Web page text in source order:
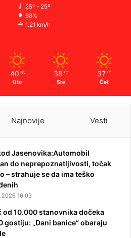
25º - 25º
68%
1.21 km/h
40 ℃
Uto
38 ℃
Sre
37 ℃
Čet
Najnovije Vesti
Jasenovika:Automobil
do neprepoznatljivosti, točak
– strahuje se da ima teško
16:03
od 10.000 stanovnika dočeka
gostiju: „Dani banice“ obaraju